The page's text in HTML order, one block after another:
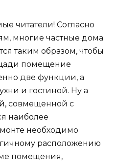
читатели! Согласно
многие частные дома
таким образом, чтобы
помещение
две функции, а
и гостиной. Ну а
совмещенной с
наиболее
необходимо
расположению
помещения,